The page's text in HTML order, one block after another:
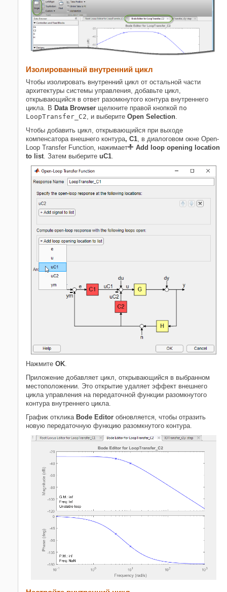
Изолированный внутренний цикл
Чтобы изолировать внутренний цикл от остальной части
архитектуры системы управления, добавьте цикл,
открывающийся в ответ разомкнутого контура внутреннего
цикла. В Data Browser щелкните правой кнопкой по
LoopTransfer_C2 , и выберите Open Selection
Чтобы добавить цикл, открывающийся при выходе
компенсатора внешнего контура, C1 , в диалоговом окне Open-
Loop Transfer Function, нажимает
Add loop opening location
to list . Затем выберите uC1
Нажмите OK.
Приложение добавляет цикл, открывающийся в выбранном
местоположении. Это открытие удаляет эффект внешнего
цикла управления на передаточной функции разомкнутого
контура внутреннего цикла.
График отклика Bode Editor обновляется, чтобы отразить
новую передаточную функцию разомкнутого контура.